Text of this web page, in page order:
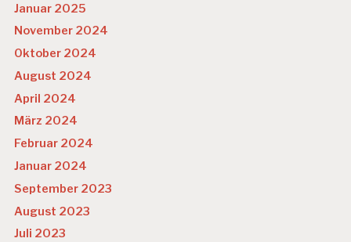
Januar 2025
November 2024
Oktober 2024
August 2024
April 2024
März 2024
Februar 2024
Januar 2024
September 2023
August 2023
Juli 2023